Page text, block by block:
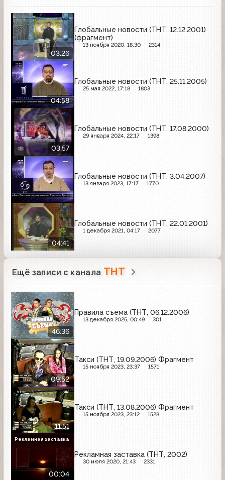
03:26
Глобальные новости (ТНТ, 12.12.2001)
(фрагмент)
13 ноября 2020, 18:30 2314
04:58
Глобальные новости (ТНТ, 25.11.2005)
25 мая 2022, 17:18 1803
03:57
Глобальные новости (ТНТ, 17.08.2000)
29 января 2024, 22:17 1398
Глобальные новости (ТНТ, 3.04.2007)
13 января 2023, 17:17 1770
04:41
Глобальные новости (ТНТ, 22.01.2001)
1 декабря 2021, 04:17 2077
Ещё записи с канала ТНТ
46:36
Правила съема (ТНТ, 06.12.2006)
13 декабря 2025, 00:49 301
09:52
Такси (ТНТ, 19.09.2006) Фрагмент
15 ноября 2023, 23:37 1571
11:51
Такси (ТНТ, 13.08.2006) Фрагмент
15 ноября 2023, 23:12 1528
00:04
Рекламная заставка (ТНТ, 2002)
30 июля 2020, 21:43 2331
Рекламная заставка